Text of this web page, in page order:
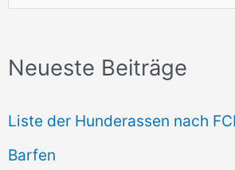
u
h
n
n
Neueste Beiträge
Liste der Hunderassen nach FCI
Barfen